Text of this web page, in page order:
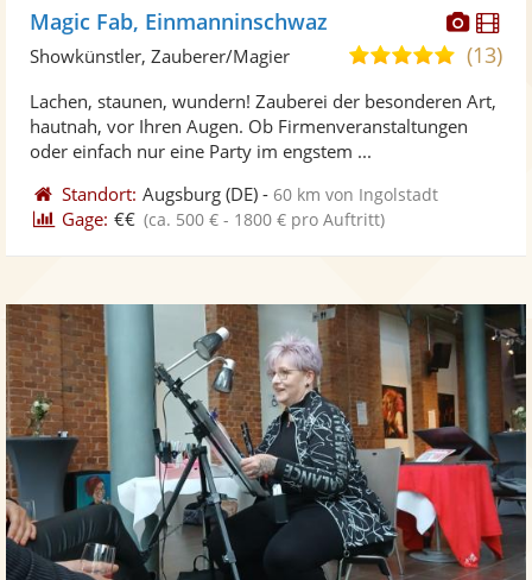
Fotos
Magic Fab, Einmanninschwaz
5,0
5
(13)
Showkünstler, Zauberer/Magier
Lachen, staunen, wundern! Zauberei der besonderen Art,
hautnah, vor Ihren Augen. Ob Firmenveranstaltungen
oder einfach nur eine Party im engstem ...
Standort: Augsburg (DE) -60 km von Ingolstadt
Gage: €€ (ca. 500 € - 1800 € pro Auftritt)